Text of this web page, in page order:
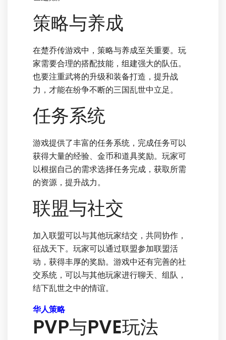
策略与养成
在楚乔传游戏中，策略与养成至关重要。玩
家需要合理的搭配技能，组建强大的队伍。
也要注重武将的升级和装备打造，提升战
力，才能在纷争不断的三国乱世中立足。
任务系统
游戏提供了丰富的任务系统，完成任务可以
获得大量的经验、金币和道具奖励。玩家可
以根据自己的需求选择任务完成，获取所需
的资源，提升战力。
联盟与社交
加入联盟可以与其他玩家结交，共同协作，
征战天下。玩家可以通过联盟参加联盟活
动，获得丰厚的奖励。游戏中还有完善的社
交系统，可以与其他玩家进行聊天、组队，
结下乱世之中的情谊。
华人策略
PVP与PVE玩法